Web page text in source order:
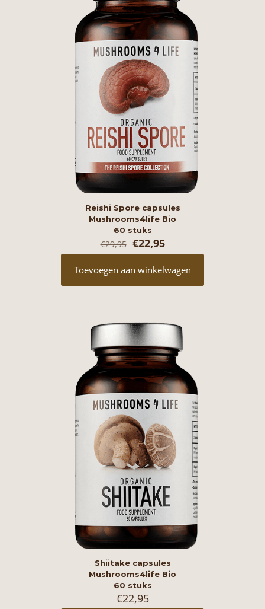
Reishi Spore capsules
Mushrooms4life Bio
60 stuks
€29,95 Oorspronkelijke
prijs
was:
€29,95.
€22,95Huidige
prijs
is:
€22,95.
Toevoegen aan winkelwagen
Shiitake capsules
Mushrooms4life Bio
60 stuks
€22,95